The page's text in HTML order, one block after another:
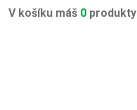
V košíku máš 0 produkty